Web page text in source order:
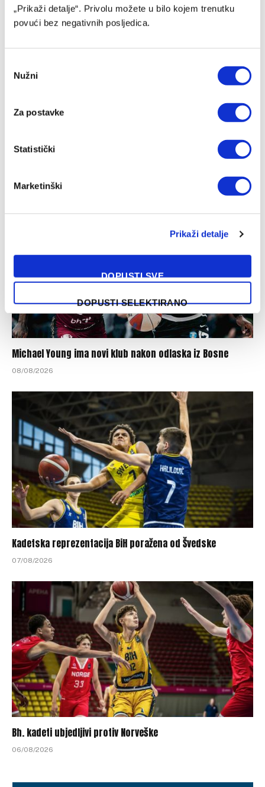
„Prikaži detalje“. Privolu možete u bilo kojem trenutku
povući bez negativnih posljedica.
Selection
Nužni
Za postavke
Statistički
Marketinški
Prikaži detalje
DOPUSTI SVE
DOPUSTI SELEKTIRANO
Kurtinaitis objavio spisak za Tursku i BiH, Litvanci
08/08/2026
Michael Young ima novi klub nakon odlaska iz Bosne
08/08/2026
Kadetska reprezentacija BiH poražena od Švedske
07/08/2026
Bh. kadeti ubjedljivi protiv Norveške
06/08/2026